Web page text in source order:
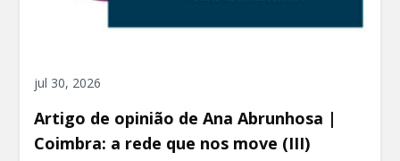
jul 30, 2026
Artigo de opinião de Ana Abrunhosa |
Coimbra: a rede que nos move (III)